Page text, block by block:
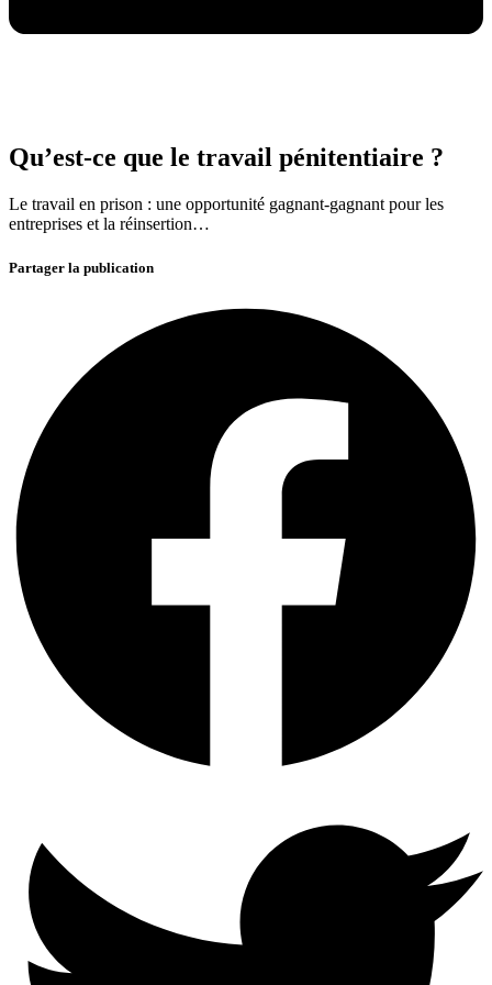
Qu’est-ce que le travail pénitentiaire ?
Le travail en prison : une opportunité gagnant-gagnant pour les
entreprises et la réinsertion…
Partager la publication